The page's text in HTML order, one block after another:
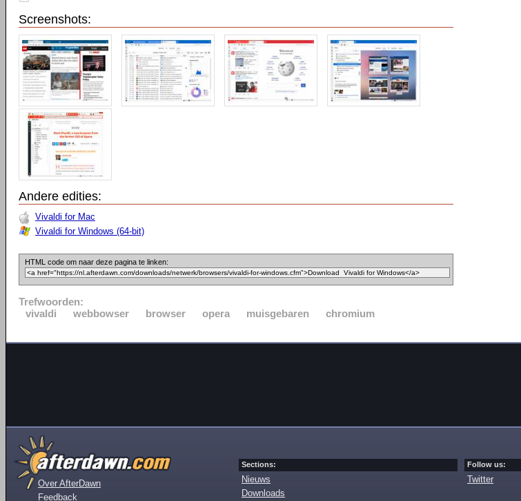
Screenshots:
Andere edities:
Vivaldi for Mac
Vivaldi for Windows (64-bit)
HTML code om naar deze pagina te linken:
Trefwoorden:
vivaldi
webbowser browser opera muisgebaren chromium
Over AfterDawn
Feedback
Sections:
Nieuws
Downloads
Follow us:
Twitter